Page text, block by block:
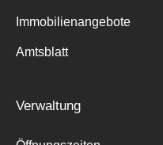
Immobilienangebote
Amtsblatt
Verwaltung